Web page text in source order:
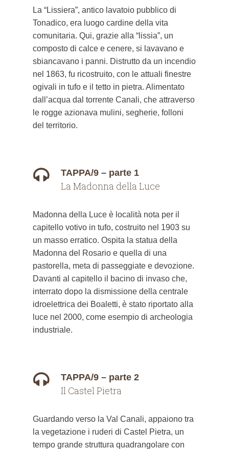
La “Lissiera”, antico lavatoio pubblico di
Tonadico, era luogo cardine della vita
comunitaria. Qui, grazie alla “lissia”, un
composto di calce e cenere, si lavavano e
sbiancavano i panni. Distrutto da un incendio
nel 1863, fu ricostruito, con le attuali finestre
ogivali in tufo e il tetto in pietra. Alimentato
dall’acqua dal torrente Canali, che attraverso
le rogge azionava mulini, segherie, folloni
del territorio.
TAPPA/9 – parte 1
La Madonna della Luce
Madonna della Luce è località nota per il
capitello votivo in tufo, costruito nel 1903 su
un masso erratico. Ospita la statua della
Madonna del Rosario e quella di una
pastorella, meta di passeggiate e devozione.
Davanti al capitello il bacino di invaso che,
interrato dopo la dismissione della centrale
idroelettrica dei Boaletti, è stato riportato alla
luce nel 2000, come esempio di archeologia
industriale.
TAPPA/9 – parte 2
Il Castel Pietra
Guardando verso la Val Canali, appaiono tra
la vegetazione i ruderi di Castel Pietra, un
tempo grande struttura quadrangolare con